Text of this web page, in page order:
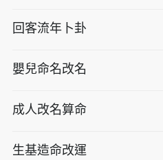
回客流年卜卦
嬰兒命名改名
成人改名算命
生基造命改運